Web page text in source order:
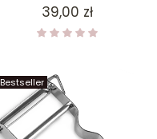
Cena
39,00 zł
Bestseller